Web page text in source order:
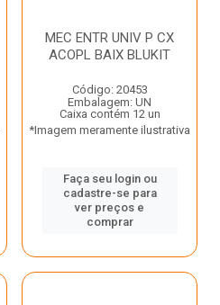
MEC ENTR UNIV P CX
ACOPL BAIX BLUKIT
Código: 20453
Embalagem: UN
Caixa contém 12 un
*Imagem meramente ilustrativa
Faça seu login ou
cadastre-se para
ver preços e
comprar